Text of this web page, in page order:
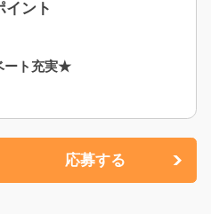
イント
ート充実★
応募する